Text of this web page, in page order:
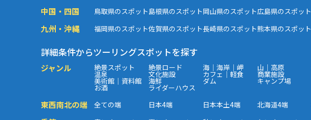
中国・四国 鳥取県のスポット島根県のスポット岡山県のスポット広島県のスポット
九州・沖縄 福岡県のスポット佐賀県のスポット長崎県のスポット熊本県のスポット
詳細条件からツーリングスポットを探す
ジャンル 絶景スポット 絶景ロード 海｜海岸｜岬 山｜高原
温泉 文化施設 カフェ｜軽食 商業施設
美術館｜資料館 海鮮 ダム キャンプ場
お酒 ライダーハウス
東西南北の端 全ての端 日本4端 日本本土4端 北海道4端